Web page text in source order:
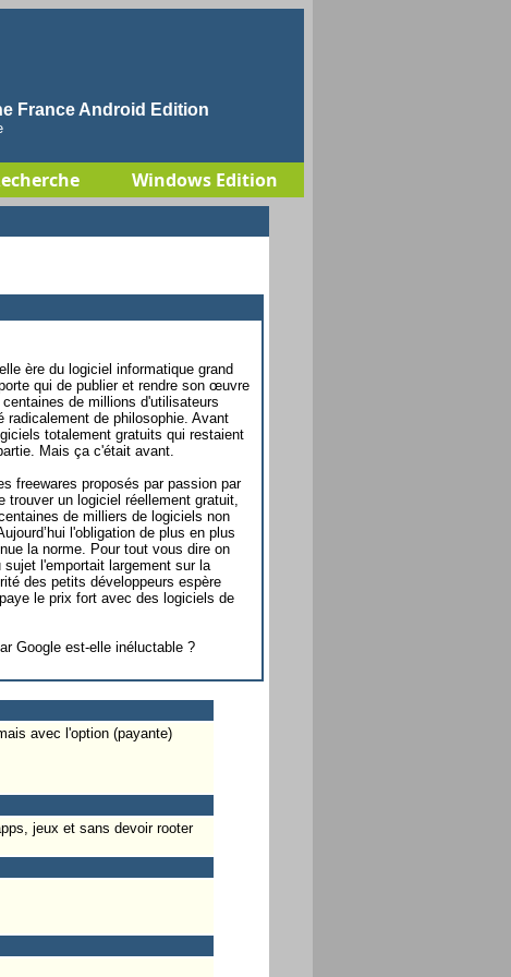
France Android Edition
Windows Edition
ère du logiciel informatique grand
qui de publier et rendre son œuvre
de millions d'utilisateurs
de philosophie. Avant
totalement gratuits qui restaient
Mais ça c'était avant.
freewares proposés par passion par
un logiciel réellement gratuit,
de milliers de logiciels non
l'obligation de plus en plus
la norme. Pour tout vous dire on
l'emportait largement sur la
des petits développeurs espère
le prix fort avec des logiciels de
Google est-elle inéluctable ?
avec l'option (payante)
jeux et sans devoir rooter